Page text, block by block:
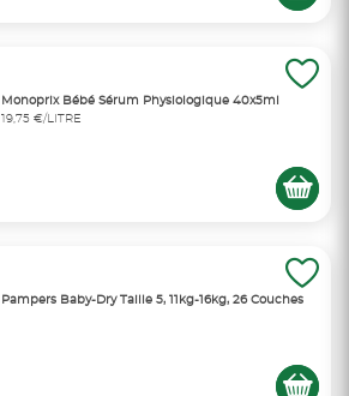
Monoprix Bébé Sérum Physiologique 40x5ml
19,75 €/LITRE
Pampers Baby-Dry Taille 5, 11kg-16kg, 26 Couches